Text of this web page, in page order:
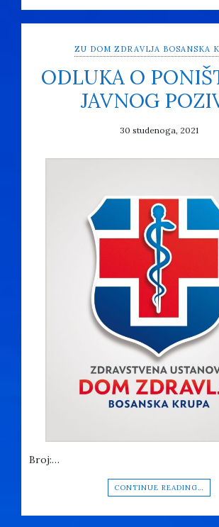
ZU DOM ZDRAVLJA BOSANSKA
ODLUKA O
JAVNOG
30 studenoga, 2021
Broj:…
CONTINUE READING…